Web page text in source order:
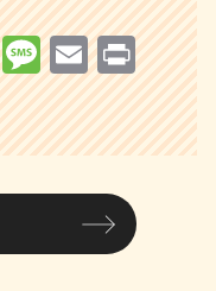
T
h
r
e
a
d
M
e
s
s
a
g
E
m
ai
l
P
ri
n
t